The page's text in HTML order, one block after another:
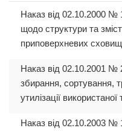
Наказ від 02.10.2000 №
щодо структури та
приповерхневих сховищ
Наказ від 02.10.2001
збирання, сортування,
утилізації
Наказ від 02.10.2003 №